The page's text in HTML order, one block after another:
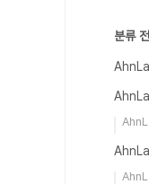
분류